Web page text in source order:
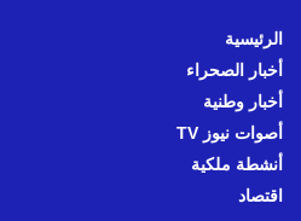
الرئيسية
أخبار الصحراء
أخبار وطنية
أصوات نيوز TV
أنشطة ملكية
اقتصاد